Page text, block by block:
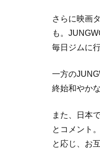
さらに映画
も。
毎日ジムに
一方の
終始和やか
また、日本
とコメント
と応じ、お